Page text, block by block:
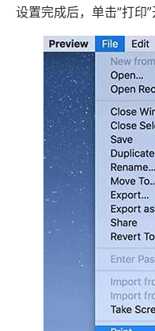
设置完成后，单击“打印”